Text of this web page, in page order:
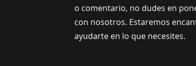
o comentario, no dudes en
con nosotros. Estaremos
ayudarte en lo que necesites.